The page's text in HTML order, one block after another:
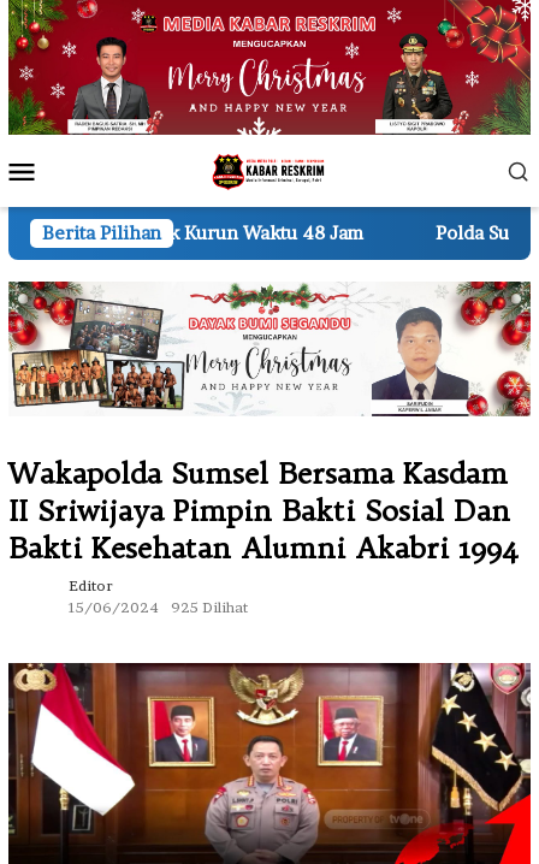
Loncat
ke
konten
Mobile
Berita Pilihan
Waktu 48 Jam Polda Sumut Bongkar Home Industri
Wakapolda Sumsel Bersama Kasdam
II Sriwijaya Pimpin Bakti Sosial Dan
Bakti Kesehatan Alumni Akabri 1994
Editor
15/06/2024
925 Dilihat